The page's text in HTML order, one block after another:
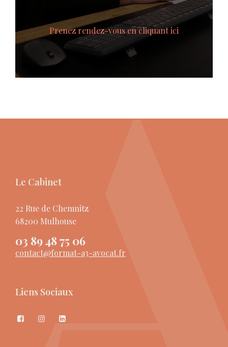
Prenez rendez-vous en cliquant ici
Le Cabinet
22 Rue de Chemnitz
68200 Mulhouse
03 89 48 75 06
contact@format-a3-avocat.fr
Liens Sociaux